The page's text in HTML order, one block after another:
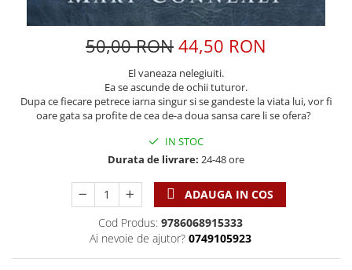
Viata crestina
Rugaciune
Barbati
Cresterea copiilor
Harfe / Partituri
Instrumente pastorale
Pix plastic
Jocuri
Limba Engleza
Limba Română
Pentru birou
Obiecte decorative
Tablouri
Sibiu
Alte suveniruri
Jurnal
Magneti
50,00 RON 44,50 RON
El vaneaza nelegiuiti.
Ea se ascunde de ochii tuturor.
Dupa ce fiecare petrece iarna singur si se gandeste la viata lui, vor fi
oare gata sa profite de cea de-a doua sansa care li se ofera?
IN STOC
Durata de livrare: 24-48 ore
ADAUGA IN COS
Cod Produs: 9786068915333
Ai nevoie de ajutor? 0749105923